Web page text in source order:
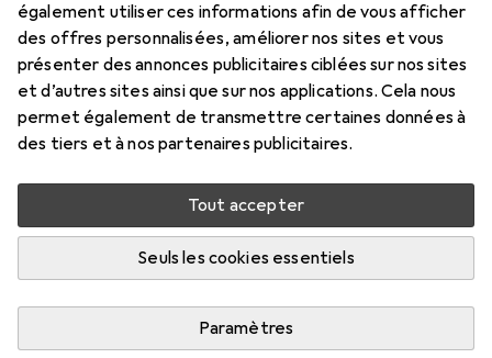
également utiliser ces informations afin de vous afficher
des offres personnalisées, améliorer nos sites et vous
présenter des annonces publicitaires ciblées sur nos sites
et d’autres sites ainsi que sur nos applications. Cela nous
permet également de transmettre certaines données à
des tiers et à nos partenaires publicitaires.
Tout accepter
Seuls les cookies essentiels
Paramètres
455
Évaluations
Plus de produits Kingston
Rapports de test
Très bien dans 4 tests
Livré entre mer, 19/8 et sam, 22/8
Plus de 10 pièces en stock chez le fournisseur
M'informer si le produit est disponible plus tôt
Ajouter au panier